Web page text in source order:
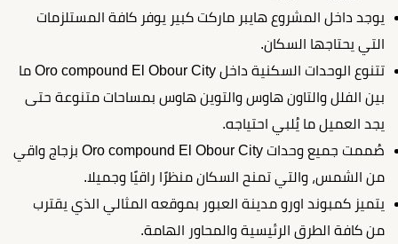
يوجد داخل المشروع هايبر ماركت كبير يوفر كافة المستلزمات
التي يحتاجها السكان.
تتنوع الوحدات السكنية داخل Oro compound El Obour City ما
بين الفلل والتاون هاوس والتوين هاوس بمساحات متنوعة حتى
يجد العميل ما يُلبي احتياجه.
صُممت جميع وحدات Oro compound El Obour City بزجاج واقي
من الشمس، والتي تمنح السكان منظرًا راقيًا وجميلا.
يتميز كمبوند اورو مدينة العبور بموقعه المثالي الذي يقترب
من كافة الطرق الرئيسية والمحاور الهامة.